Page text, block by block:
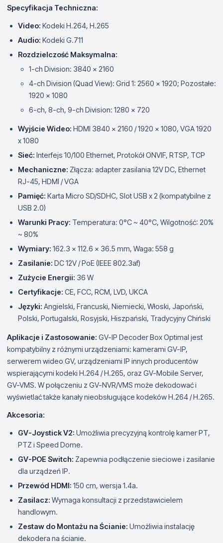
Specyfikacja Techniczna:
Video: Kodeki H.264, H.265
Audio: Kodeki G.711
Rozdzielczość Maksymalna:
1-ch Division: 3840 x 2160
4-ch Division (Quad View): Grid 1: 2560 x 1920; Pozostałe:
1920 x 1080
6-ch, 8-ch, 9-ch Division: 1280 x 720
Wyjście Wideo: HDMI 3840 x 2160 / 1920 x 1080, VGA 1920
x 1080
Sieć: Interfejs 10/100 Ethernet, Protokół ONVIF, RTSP, TCP
Mechaniczne: Złącza: adapter zasilania 12V DC, Ethernet
RJ-45, HDMI / VGA
Pamięć: Karta Micro SD/SDHC, Slot USB x 2 (kompatybilne z
USB 2.0)
Warunki Pracy: Temperatura: 0°C ~ 40°C, Wilgotność: 20%
~ 80%
Wymiary: 162.3 x 112.6 x 36.5 mm, Waga: 558 g
Zasilanie: DC 12V / PoE (IEEE 802.3af)
Zużycie Energii: 36 W
Certyfikacje: CE, FCC, RCM, LVD, UKCA
Języki: Angielski, Francuski, Niemiecki, Włoski, Japoński,
Polski, Portugalski, Rosyjski, Hiszpański, Tradycyjny Chiński
Aplikacje i Zastosowanie: GV-IP Decoder Box Optimal jest
kompatybilny z różnymi urządzeniami: kamerami GV-IP,
serwerem wideo GV, urządzeniami IP innych producentów
wspierającymi kodeki H.264 / H.265, oraz GV-Mobile Server,
GV-VMS. W połączeniu z GV-NVR/VMS może dekodować i
wyświetlać także kanały nieobsługujące kodeków H.264 / H.265.
Akcesoria:
GV-Joystick V2: Umożliwia precyzyjną kontrolę kamer PT,
PTZ i Speed Dome.
GV-POE Switch: Zapewnia podłączenie sieciowe i zasilanie
dla urządzeń IP.
Przewód HDMI: 150 cm, wersja 1.4a.
Zasilacz: Wymaga konsultacji z przedstawicielem
handlowym.
Zestaw do Montażu na Ścianie: Umożliwia instalację
dekodera na ścianie.